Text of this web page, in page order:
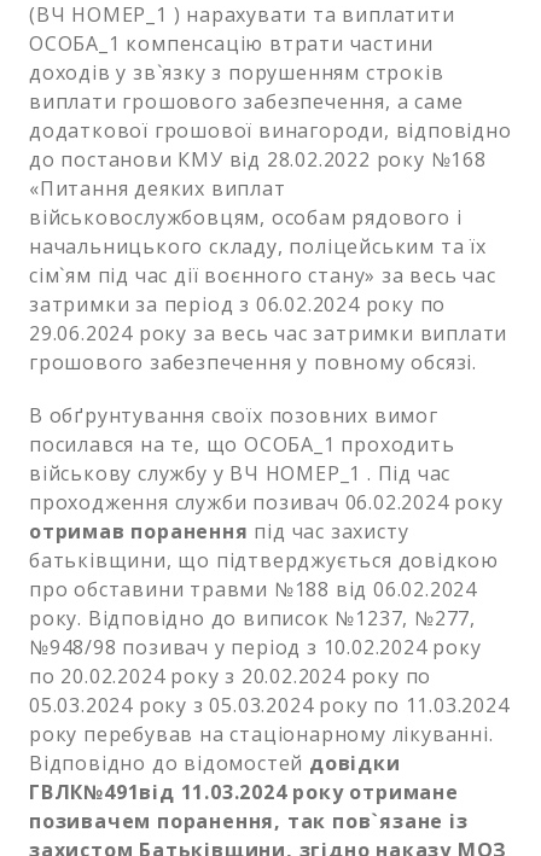
(ВЧ НОМЕР_1 ) нарахувати та виплатити
ОСОБА_1 компенсацію втрати частини
доходів у зв`язку з порушенням строків
виплати грошового забезпечення, а саме
додаткової грошової винагороди, відповідно
до постанови КМУ від 28.02.2022 року №168
«Питання деяких виплат
військовослужбовцям, особам рядового і
начальницького складу, поліцейським та їх
сім`ям під час дії воєнного стану» за весь час
затримки за період з 06.02.2024 року по
29.06.2024 року за весь час затримки виплати
грошового забезпечення у повному обсязі.
В обґрунтування своїх позовних вимог
посилався на те, що ОСОБА_1 проходить
військову службу у ВЧ НОМЕР_1 . Під час
проходження служби позивач 06.02.2024 року
отримав поранення під час захисту
батьківщини, що підтверджується довідкою
про обставини травми №188 від 06.02.2024
року. Відповідно до виписок №1237, №277,
№948/98 позивач у період з 10.02.2024 року
по 20.02.2024 року з 20.02.2024 року по
05.03.2024 року з 05.03.2024 року по 11.03.2024
року перебував на стаціонарному лікуванні.
Відповідно до відомостей довідки
ГВЛК№491від 11.03.2024 року отримане
позивачем поранення, так пов`язане із
захистом Батьківщини, згідно наказу МОЗ